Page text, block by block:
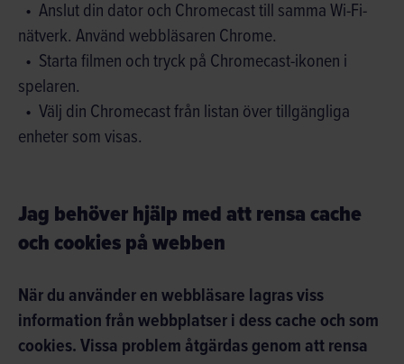
Anslut din dator och Chromecast till samma Wi-Fi-
nätverk. Använd webbläsaren Chrome.
Starta filmen och tryck på Chromecast-ikonen i
spelaren.
Välj din Chromecast från listan över tillgängliga
enheter som visas.
Jag behöver hjälp med att rensa cache
och cookies på webben
När du använder en webbläsare lagras viss
information från webbplatser i dess cache och som
cookies. Vissa problem åtgärdas genom att rensa